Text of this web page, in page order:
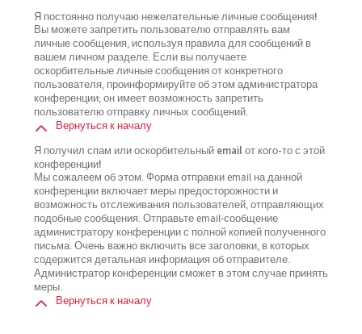
Я постоянно получаю нежелательные личные сообщения!
Вы можете запретить пользователю отправлять вам
личные сообщения, используя правила для сообщений в
вашем личном разделе. Если вы получаете
оскорбительные личные сообщения от конкретного
пользователя, проинформируйте об этом администратора
конференции; он имеет возможность запретить
пользователю отправку личных сообщений.
Вернуться к началу
Я получил спам или оскорбительный email от кого-то с этой
конференции!
Мы сожалеем об этом. Форма отправки email на данной
конференции включает меры предосторожности и
возможность отслеживания пользователей, отправляющих
подобные сообщения. Отправьте email-сообщение
администратору конференции с полной копией полученного
письма. Очень важно включить все заголовки, в которых
содержится детальная информация об отправителе.
Администратор конференции сможет в этом случае принять
меры.
Вернуться к началу